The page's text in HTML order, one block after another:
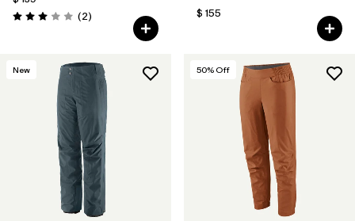
Valoración: 3.0 / 5
(2Comentarios
) $ 155
New 50% Off